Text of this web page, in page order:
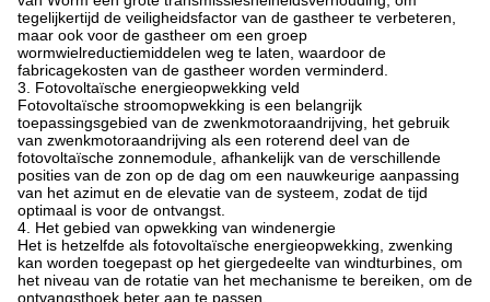
tegelijkertijd de veiligheidsfactor van de gastheer te verbeteren,
maar ook voor de gastheer om een ​​groep
wormwielreductiemiddelen weg te laten, waardoor de
fabricagekosten van de gastheer worden verminderd.
3. Fotovoltaïsche energieopwekking veld
Fotovoltaïsche stroomopwekking is een belangrijk
toepassingsgebied van de zwenkmotoraandrijving, het gebruik
van zwenkmotoraandrijving als een roterend deel van de
fotovoltaïsche zonnemodule, afhankelijk van de verschillende
posities van de zon op de dag om een ​​nauwkeurige aanpassing
van het azimut en de elevatie van de systeem, zodat de tijd
optimaal is voor de ontvangst.
4. Het gebied van opwekking van windenergie
Het is hetzelfde als fotovoltaïsche energieopwekking, zwenking
kan worden toegepast op het giergedeelte van windturbines, om
het niveau van de rotatie van het mechanisme te bereiken, om de
ontvangsthoek beter aan te passen.